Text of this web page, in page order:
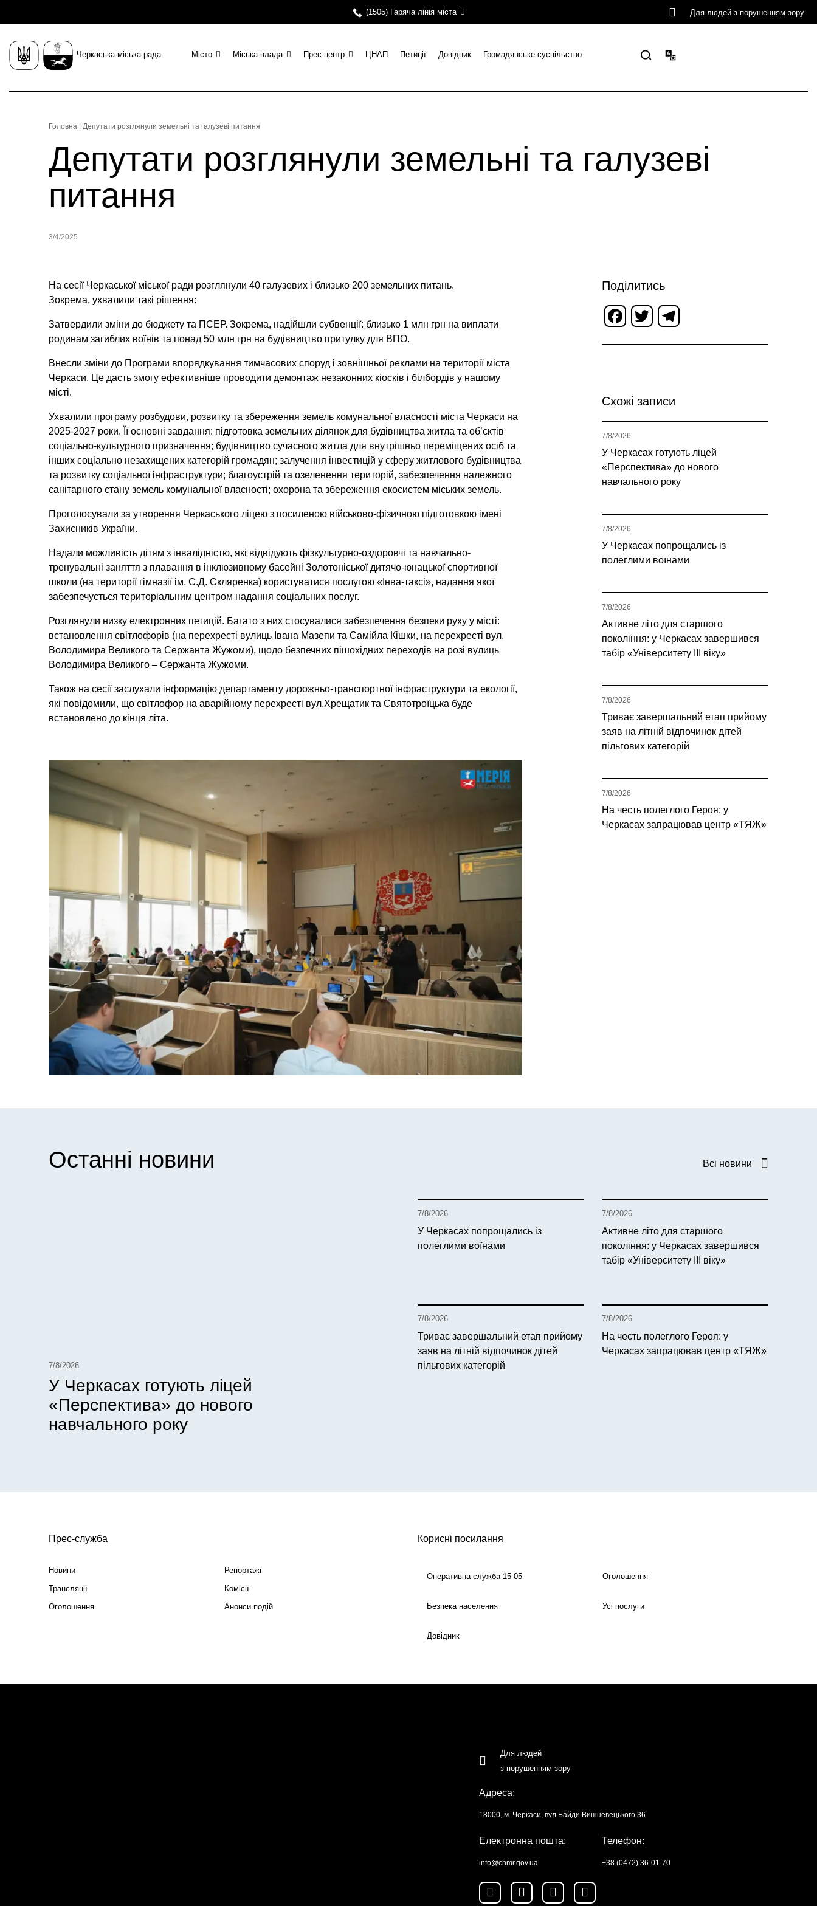
(1505) Гаряча лінія міста Для людей з порушенням зору
Черкаська міська рада Місто Міська влада Прес-центр ЦНАП Петиції Довідник Громадянське суспільство
Головна Депутати розглянули земельні та галузеві питання
Депутати розглянули земельні та галузеві
питання
3/4/2025
На сесії Черкаської міської ради розглянули 40 галузевих і близько 200 земельних питань.
Зокрема, ухвалили такі рішення:
Затвердили зміни до бюджету та ПСЕР. Зокрема, надійшли субвенції: близько 1 млн грн на виплати
родинам загиблих воїнів та понад 50 млн грн на будівництво притулку для ВПО.
Внесли зміни до Програми впорядкування тимчасових споруд і зовнішньої реклами на території міста
Черкаси. Це дасть змогу ефективніше проводити демонтаж незаконних кіосків і білбордів у нашому
місті.
Ухвалили програму розбудови, розвитку та збереження земель комунальної власності міста Черкаси на
2025-2027 роки. Її основні завдання: підготовка земельних ділянок для будівництва житла та об’єктів
соціально-культурного призначення; будівництво сучасного житла для внутрішньо переміщених осіб та
інших соціально незахищених категорій громадян; залучення інвестицій у сферу житлового будівництва
та розвитку соціальної інфраструктури; благоустрій та озеленення територій, забезпечення належного
санітарного стану земель комунальної власності; охорона та збереження екосистем міських земель.
Проголосували за утворення Черкаського ліцею з посиленою військово-фізичною підготовкою імені
Захисників України.
Надали можливість дітям з інвалідністю, які відвідують фізкультурно-оздоровчі та навчально-
тренувальні заняття з плавання в інклюзивному басейні Золотоніської дитячо-юнацької спортивної
школи (на території гімназії ім. С.Д. Скляренка) користуватися послугою «Інва-таксі», надання якої
забезпечується територіальним центром надання соціальних послуг.
Розглянули низку електронних петицій. Багато з них стосувалися забезпечення безпеки руху у місті:
встановлення світлофорів (на перехресті вулиць Івана Мазепи та Самійла Кішки, на перехресті вул.
Володимира Великого та Сержанта Жужоми), щодо безпечних пішохідних переходів на розі вулиць
Володимира Великого – Сержанта Жужоми.
Також на сесії заслухали інформацію департаменту дорожньо-транспортної інфраструктури та екології,
які повідомили, що світлофор на аварійному перехресті вул.Хрещатик та Святотроїцька буде
встановлено до кінця літа.
Поділитись
Facebook
Twitter
Схожі записи
У Черкасах готують ліцей
«Перспектива» до нового
навчального року
7/8/2026
У Черкасах попрощались із
полеглими воїнами
7/8/2026
Активне літо для старшого
покоління: у Черкасах завершився
табір «Університету ІІІ віку»
7/8/2026
Триває завершальний етап прийому
заяв на літній відпочинок дітей
пільгових категорій
7/8/2026
На честь полеглого Героя: у
Черкасах запрацював центр «ТЯЖ»
7/8/2026
Останні новини Всі новини
7/8/2026
У Черкасах готують ліцей
«Перспектива» до нового
навчального року
7/8/2026
У Черкасах попрощались із
полеглими воїнами
7/8/2026
Активне літо для старшого
покоління: у Черкасах завершився
табір «Університету ІІІ віку»
7/8/2026
Триває завершальний етап прийому
заяв на літній відпочинок дітей
пільгових категорій
7/8/2026
На честь полеглого Героя: у
Черкасах запрацював центр «ТЯЖ»
Прес-служба
Новини
Репортажі
Трансляції
Комісії
Оголошення
Анонси подій
Корисні посилання
Оперативна служба 15-05 Оголошення
Безпека населення Усі послуги
Довідник
Для людей
з порушенням зору
Адреса:
18000, м. Черкаси, вул.Байди Вишневецького 36
Електронна пошта:
info@chmr.gov.ua
Телефон:
+38 (0472) 36-01-70